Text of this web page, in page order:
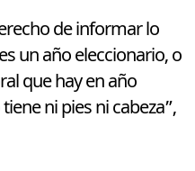
de informar lo
un año eleccionario, o
que hay en año
ni pies ni cabeza”,